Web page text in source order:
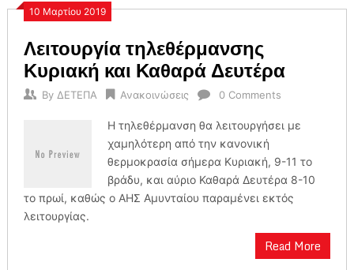
10 Μαρτίου 2019
Λειτουργία τηλεθέρμανσης
Κυριακή και Καθαρά Δευτέρα
By ΔΕΤΕΠΑ Ανακοινώσεις 0 Comments
H τηλεθέρμανση θα λειτουργήσει με
χαμηλότερη από την κανονική
θερμοκρασία σήμερα Κυριακή, 9-11 το
βράδυ, και αύριο Καθαρά Δευτέρα 8-10
το πρωί, καθώς ο ΑΗΣ Αμυνταίου παραμένει εκτός
λειτουργίας.
Read More